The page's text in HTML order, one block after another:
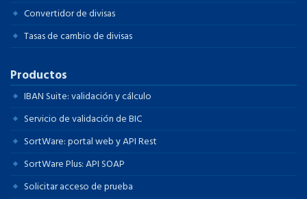
Convertidor de divisas
Tasas de cambio de divisas
Productos
IBAN Suite: validación y cálculo
Servicio de validación de BIC
SortWare: portal web y API Rest
SortWare Plus: API SOAP
Solicitar acceso de prueba